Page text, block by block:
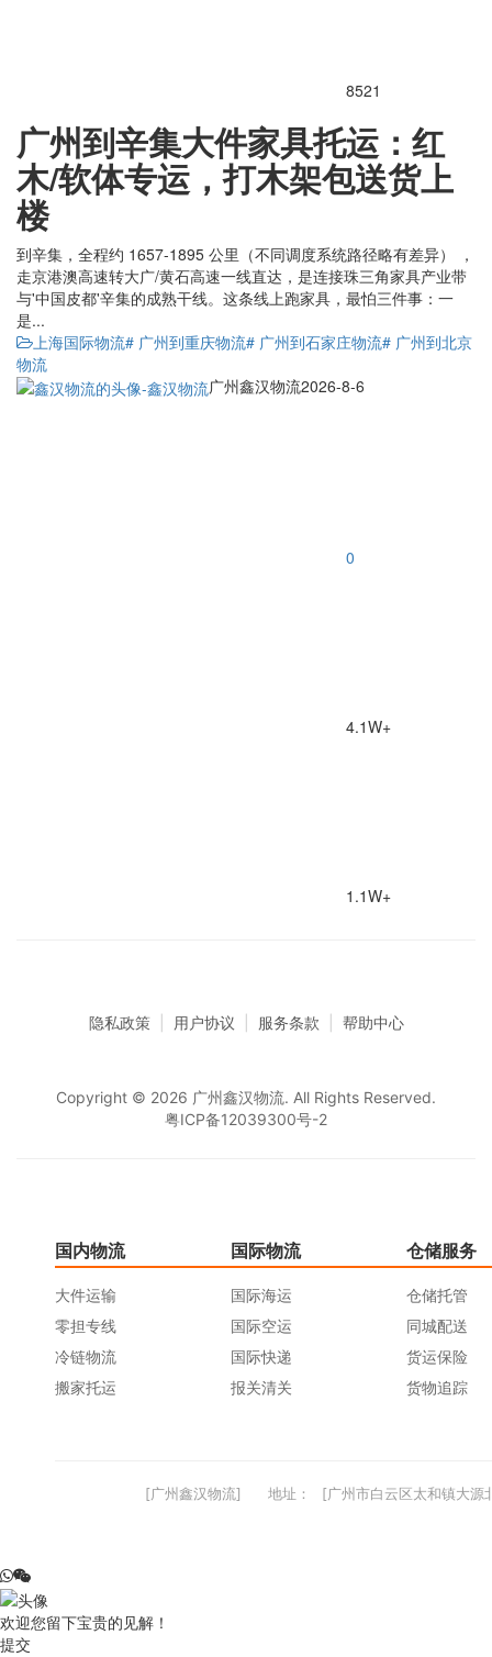
8521
广州到辛集大件家具托运：红
木/软体专运，打木架包送货上
楼
到辛集，全程约 1657-1895 公里（不同调度系统路径略有差异） ，
走京港澳高速转大广/黄石高速一线直达，是连接珠三角家具产业带
与'中国皮都'辛集的成熟干线。这条线上跑家具，最怕三件事：一
是...
上海国际物流# 广州到重庆物流# 广州到石家庄物流# 广州到北京
物流
广州鑫汉物流2026-8-6
0
4.1W+
1.1W+
隐私政策 用户协议 服务条款 帮助中心
Copyright © 2026 广州鑫汉物流. All Rights Reserved.
粤ICP备12039300号-2
国内物流
大件运输
零担专线
冷链物流
搬家托运
国际物流
国际海运
国际空运
国际快递
报关清关
仓储服务
仓储托管
同城配送
货运保险
货物追踪
[广州鑫汉物流] 地址： [广州市白云区太和镇大源
欢迎您留下宝贵的见解！
提交